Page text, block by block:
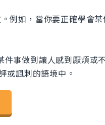
例如，當你要正確學會某
事做到讓人感到厭煩或
或諷刺的語境中。